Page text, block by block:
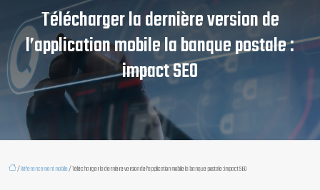
Télécharger la dernière version de
l’application mobile la banque postale :
impact SEO
/Référencement mobile/ Télécharger la dernière version de l’application mobile la banque postale : impact SEO